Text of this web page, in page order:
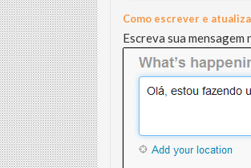
Como escrever e
Escreva sua mensagem